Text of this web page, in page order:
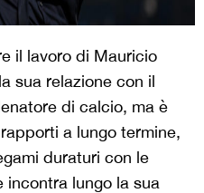
il lavoro di Mauricio
sua relazione con il
di calcio, ma è
a lungo termine,
duraturi con le
incontra lungo la sua